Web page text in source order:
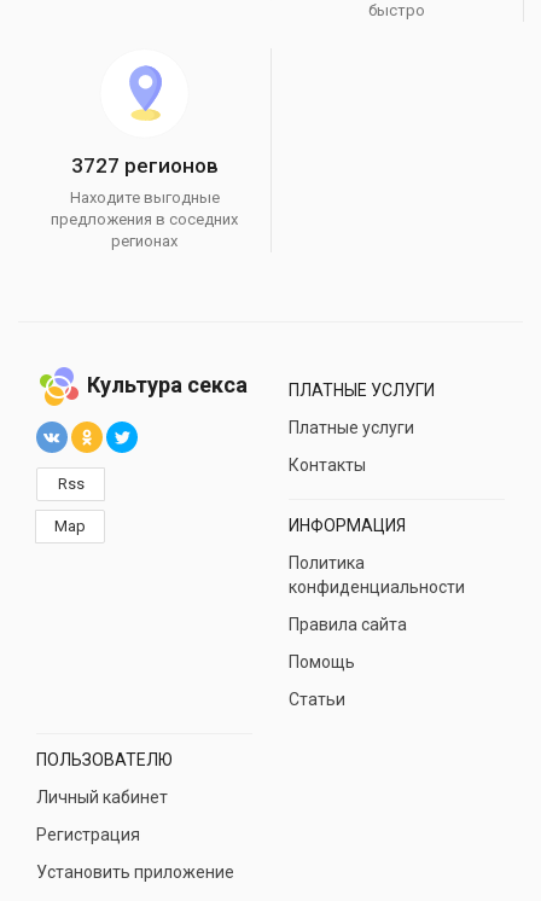
быстро
3727 регионов
Находите выгодные
предложения в соседних
регионах
Культура секса
Rss
Map
ПЛАТНЫЕ УСЛУГИ
Платные услуги
Контакты
ИНФОРМАЦИЯ
Политика
конфиденциальности
Правила сайта
Помощь
Статьи
ПОЛЬЗОВАТЕЛЮ
Личный кабинет
Регистрация
Установить приложение